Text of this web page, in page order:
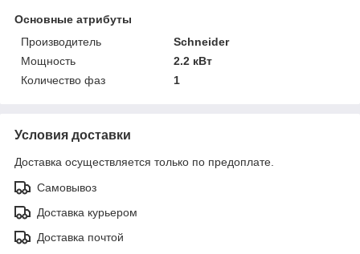
Основные атрибуты
Производитель
Schneider
Мощность
2.2 кВт
Количество фаз
1
Условия доставки
Доставка осуществляется только по предоплате.
Самовывоз
Доставка курьером
Доставка почтой